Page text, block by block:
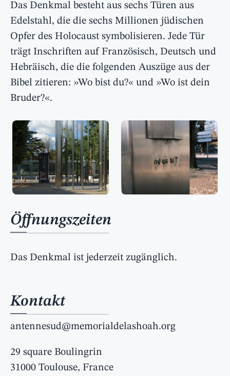
Das Denkmal besteht aus sechs Türen aus
Edelstahl, die die sechs Millionen jüdischen
Opfer des Holocaust symbolisieren. Jede Tür
trägt Inschriften auf Französisch, Deutsch und
Hebräisch, die die folgenden Auszüge aus der
Bibel zitieren: »Wo bist du?« und »Wo ist dein
Bruder?«.
Öffnungszeiten
Das Denkmal ist jederzeit zugänglich.
Kontakt
antennesud@memorialdelashoah.org
29 square Boulingrin
31000 Toulouse, France